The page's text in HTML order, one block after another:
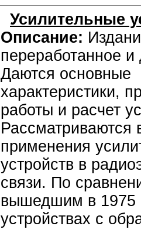
Усилительные
Описание:
переработанное
Даются основные
характеристики,
работы и расчет
Рассматриваются
применения
устройств в
связи. По
вышедшим в 1975
устройствах с